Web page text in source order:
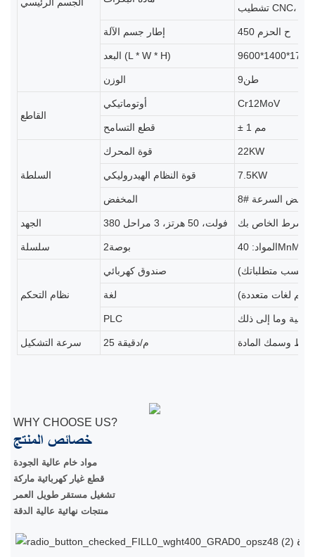
إطار جسم الآلة 450 ح الحزم
البعد (L * W * H)
الوزن طن9
القاطع
أوتوماتيكي Cr12MoV
قطع التسامح ± 1 مم
السلطة
قوة المحرك 22KW
قوة النظام الهيدروليكي 7.5KW
المخفض 8# مخفض السرعة
الجهد 380 فولت، 50 هرتز، 3 مراحل كالشرط الخاص بك
سلسلة بوصة2 المواد: 40MnMg
نظام التحكم
صندوق كهربائي (حسب متطلباتك)
لغة (دعم لغات متعددة)
PLC
سرعة التشكيل 25 م/دقيقة
WHY CHOOSE US?
خصائص المنتج
مواد خام عالية الجودة
قطع غيار كهربائية ماركة
تشغيل مستقر طويل العمر
منتجات نهائية عالية الدقة